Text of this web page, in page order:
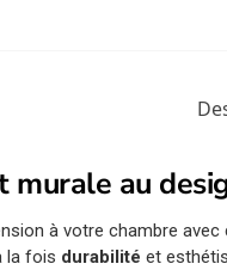
murale au
à votre chambre
la fois durabilité et